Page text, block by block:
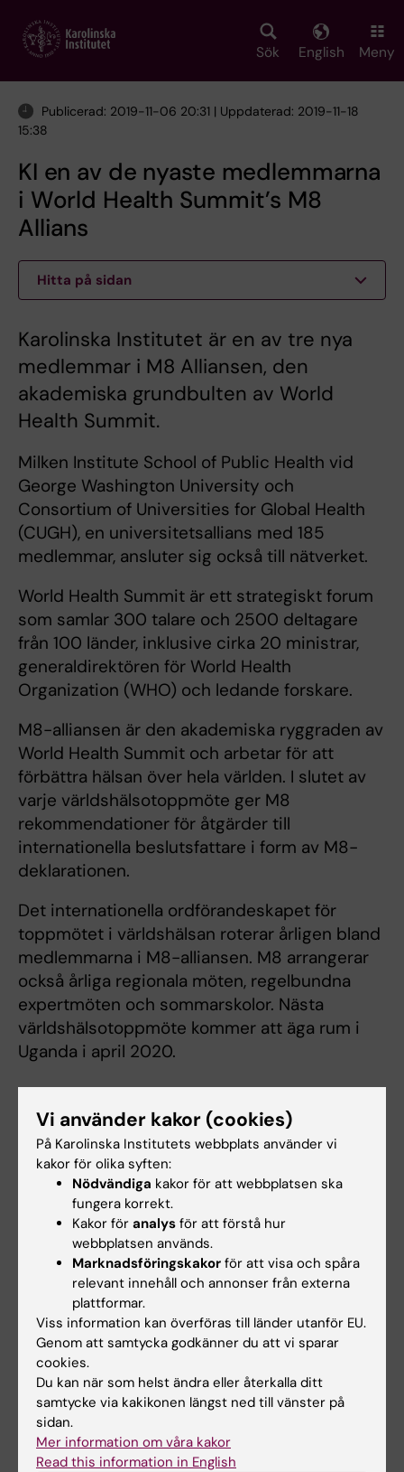
main
Sök English Meny
Publicerad: 2019-11-06 20:31 | Uppdaterad: 2019-11-18
15:38
KI en av de nyaste medlemmarna
i World Health Summit’s M8
Allians
Hitta på sidan
Karolinska Institutet är en av tre nya
medlemmar i M8 Alliansen, den
akademiska grundbulten av World
Health Summit.
Milken Institute School of Public Health vid
George Washington University och
Consortium of Universities for Global Health
(CUGH), en universitetsallians med 185
medlemmar, ansluter sig också till nätverket.
World Health Summit är ett strategiskt forum
som samlar 300 talare och 2500 deltagare
från 100 länder, inklusive cirka 20 ministrar,
generaldirektören för World Health
Organization (WHO) och ledande forskare.
M8-alliansen är den akademiska ryggraden av
World Health Summit och arbetar för att
förbättra hälsan över hela världen. I slutet av
varje världshälsotoppmöte ger M8
rekommendationer för åtgärder till
internationella beslutsfattare i form av M8-
deklarationen.
Det internationella ordförandeskapet för
toppmötet i världshälsan roterar årligen bland
medlemmarna i M8-alliansen. M8 arrangerar
också årliga regionala möten, regelbundna
expertmöten och sommarskolor. Nästa
världshälsotoppmöte kommer att äga rum i
Uganda i april 2020.
Länkar
M8 Alliance (på engelska)
World Health Summit (på engelska)
Uppdaterad av:
KI Kommunikati… 2019-11-18
Dela
Vi använder kakor (cookies)
På Karolinska Institutets webbplats använder vi
kakor för olika syften:
Nödvändiga kakor för att webbplatsen ska
fungera korrekt.
Kakor för analys för att förstå hur
webbplatsen används.
Marknadsföringskakor för att visa och spåra
relevant innehåll och annonser från externa
plattformar.
Viss information kan överföras till länder utanför EU.
Genom att samtycka godkänner du att vi sparar
cookies.
Du kan när som helst ändra eller återkalla ditt
samtycke via kakikonen längst ned till vänster på
sidan.
Mer information om våra kakor
Read this information in English